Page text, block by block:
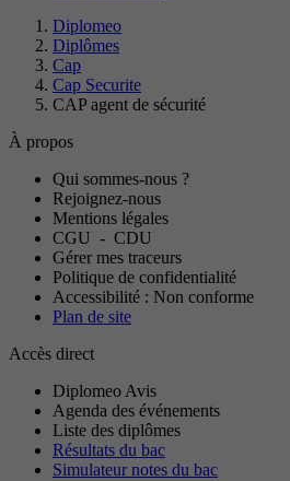
Diplomeo
Diplômes
Cap
Cap Securite
CAP agent de sécurité
À propos
Qui sommes-nous ?
Rejoignez-nous
Mentions légales
CGU - CDU
Gérer mes traceurs
Politique de confidentialité
Accessibilité : Non conforme
Plan de site
Accès direct
Diplomeo Avis
Agenda des événements
Liste des diplômes
Résultats du bac
Simulateur notes du bac